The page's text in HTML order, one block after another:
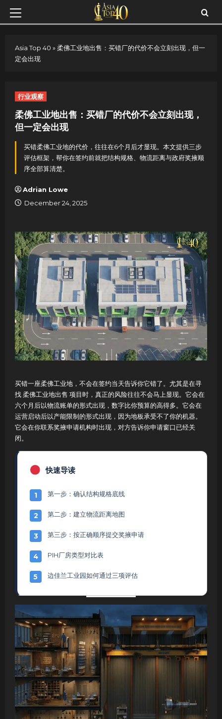
Skip
Primary
Asia Top 40 »柔佛工业地出售：买错厂的代价不会立刻出现，但一
定会出现
行业观察
柔佛工业地出售：买错厂的代价不会立刻出现，
但一定会出现
买错柔佛工业地的代价，往往在6个月后才显现。本文提供三步
评估框架，帮你在签约前就把结构规格、物流距离与政府奖掖顺
序全部算清楚。
Adrian Lowe
December 24, 2025
买错一座柔佛工业地，不会在签约当天告诉你它错了。尤其是在寻
找 柔佛工业地出售 项目时，真正的风险往往不会马上显现。它会在
六个月后以物流账单的形式出现，数字比你预算的高得多。它会在
运营启动后以产能限制的形式出现，因为地板承受不了你的机器。
它会在你联系奖掖申请机构时出现，对方告诉你申请窗口已经关
闭。
快速导读
1 第一步：确认结构规格底线
2 第二步：建立物流距离地图
3 第三步：按正确顺序提交奖掖申请
4 PIH厂房类型对比表
5 边佳兰工业园如何通过三项评估